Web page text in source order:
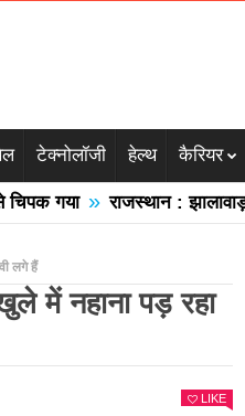
टेक्नोलॉजी हेल्थ कैरियर
» राजस्थान : झालावाड़ में
लगे हैं
खुले में नहाना पड़ रहा
LIKE